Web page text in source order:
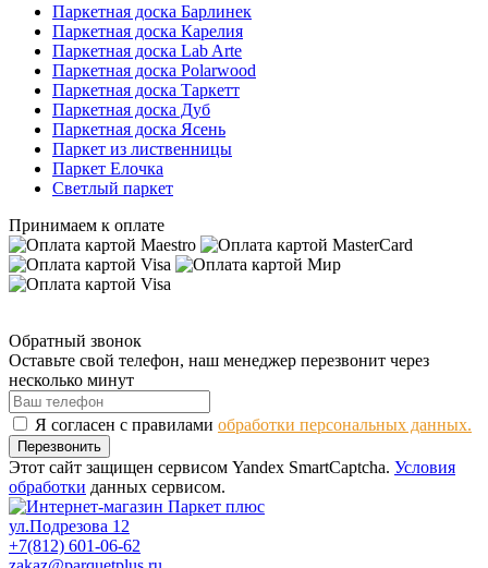
Паркетная доска Барлинек
Паркетная доска Карелия
Паркетная доска Lab Arte
Паркетная доска Polarwood
Паркетная доска Таркетт
Паркетная доска Дуб
Паркетная доска Ясень
Паркет из лиственницы
Паркет Елочка
Светлый паркет
Принимаем к оплате
Обратный звонок
Оставьте свой телефон, наш менеджер перезвонит через
несколько минут
Я согласен с правилами обработки персональных данных.
Перезвонить
Этот сайт защищен сервисом Yandex SmartCaptcha. Условия
обработки данных сервисом.
ул.Подрезова 12
+7(812) 601-06-62